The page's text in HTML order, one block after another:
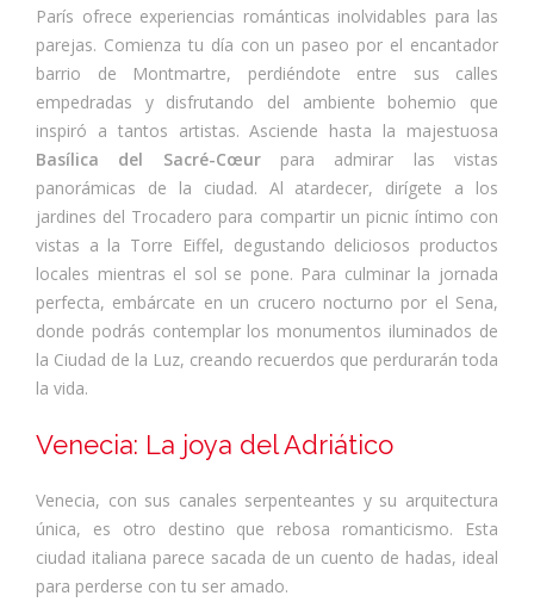
París ofrece experiencias románticas inolvidables para las
parejas. Comienza tu día con un paseo por el encantador
barrio de Montmartre, perdiéndote entre sus calles
empedradas y disfrutando del ambiente bohemio que
inspiró a tantos artistas. Asciende hasta la majestuosa
Basílica del Sacré-Cœurpara admirar las vistas
panorámicas de la ciudad. Al atardecer, dirígete a los
jardines del Trocadero para compartir un picnic íntimo con
vistas a la Torre Eiffel, degustando deliciosos productos
locales mientras el sol se pone. Para culminar la jornada
perfecta, embárcate en un crucero nocturno por el Sena,
donde podrás contemplar los monumentos iluminados de
la Ciudad de la Luz, creando recuerdos que perdurarán toda
la vida.
Venecia: La joya del Adriático
Venecia, con sus canales serpenteantes y su arquitectura
única, es otro destino que rebosa romanticismo. Esta
ciudad italiana parece sacada de un cuento de hadas, ideal
para perderse con tu ser amado.